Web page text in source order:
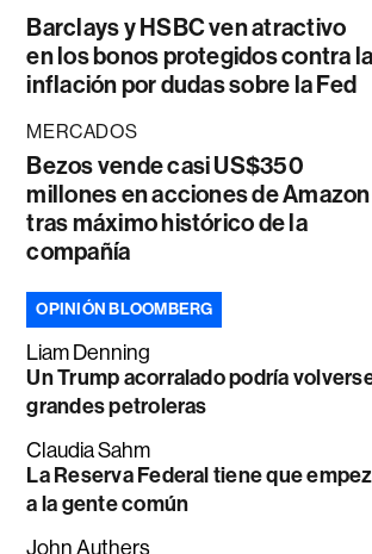
Barclays y HSBC ven atractivo
en los bonos protegidos contra la
inflación por dudas sobre la Fed
MERCADOS
Bezos vende casi US$350
millones en acciones de Amazon
tras máximo histórico de la
compañía
OPINIÓN BLOOMBERG
Liam Denning
Un Trump acorralado podría
grandes petroleras
Claudia Sahm
La Reserva Federal tiene que
a la gente común
John Authers